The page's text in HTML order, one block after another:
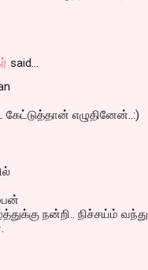
said…
கேட்டுத்தான் எழுதினேன்..:)
நன்றி.. நிச்சய்ம் வந்து